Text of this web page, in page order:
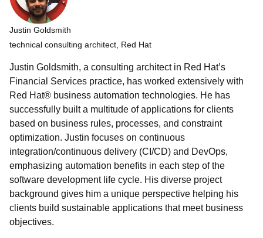
Justin Goldsmith
technical consulting architect, Red Hat
Justin Goldsmith, a consulting architect in Red Hat’s
Financial Services practice, has worked extensively with
Red Hat® business automation technologies. He has
successfully built a multitude of applications for clients
based on business rules, processes, and constraint
optimization. Justin focuses on continuous
integration/continuous delivery (CI/CD) and DevOps,
emphasizing automation benefits in each step of the
software development life cycle. His diverse project
background gives him a unique perspective helping his
clients build sustainable applications that meet business
objectives.